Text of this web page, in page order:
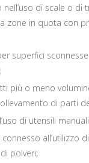
nell’uso di scale o
zone in quota con
superfici
più o meno
di parti
di utensili
all’utilizzo
polveri;